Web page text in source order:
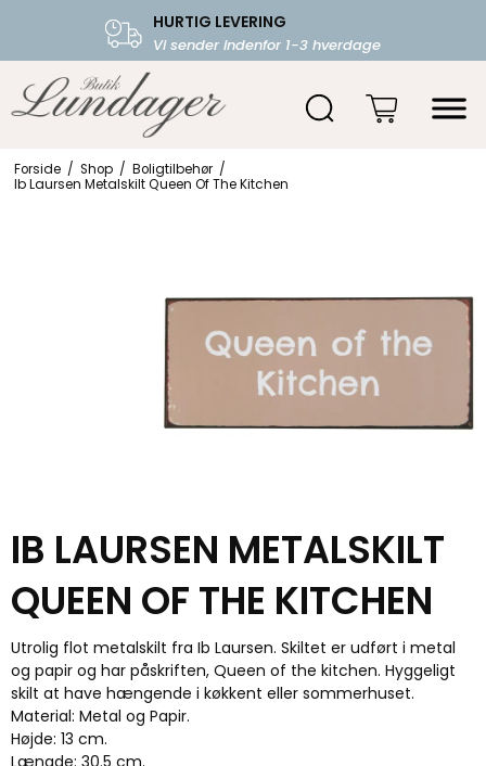
HURTIG LEVERING
Vi sender indenfor 1-3 hverdage
FRI FRAGT OVER 599.-
Starter fra 39,-
Forside / Shop / Boligtilbehør /
Ib Laursen Metalskilt Queen Of The Kitchen
IB LAURSEN METALSKILT
QUEEN OF THE KITCHEN
Utrolig flot metalskilt fra Ib Laursen. Skiltet er udført i metal
og papir og har påskriften, Queen of the kitchen. Hyggeligt
skilt at have hængende i køkkent eller sommerhuset.
Material: Metal og Papir.
Højde: 13 cm.
Længde: 30.5 cm.